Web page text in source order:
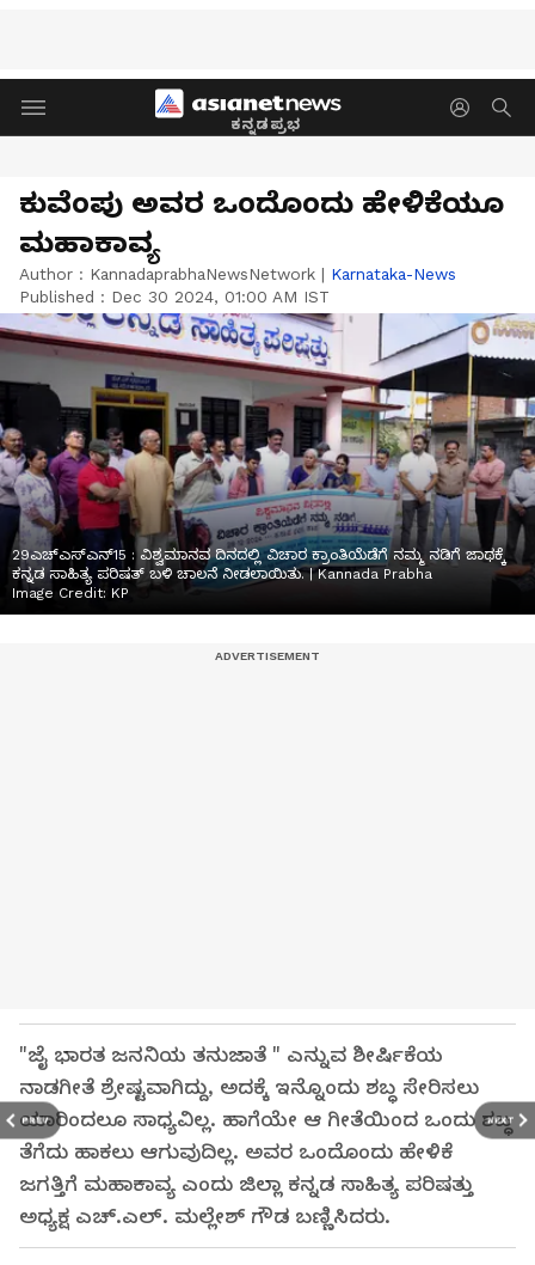
ಕನ್ನಡಪ್ರಭ
PREV NEXT
ಕುವೆಂಪು ಅವರ ಒಂದೊಂದು ಹೇಳಿಕೆಯೂ
ಮಹಾಕಾವ್ಯ
Author : KannadaprabhaNewsNetwork | Karnataka-News
Published : Dec 30 2024, 01:00 AM IST
29ಎಚ್ಎಸ್ಎನ್15 : ವಿಶ್ವಮಾನವ ದಿನದಲ್ಲಿ ವಿಚಾರ ಕ್ರಾಂತಿಯೆಡೆಗೆ ನಮ್ಮ ನಡಿಗೆ ಜಾಥಕ್ಕೆ
ಕನ್ನಡ ಸಾಹಿತ್ಯ ಪರಿಷತ್‌ ಬಳಿ ಚಾಲನೆ ನೀಡಲಾಯಿತು. | Kannada Prabha
Image Credit: KP
"ಜೈ ಭಾರತ ಜನನಿಯ ತನುಜಾತೆ " ಎನ್ನುವ ಶೀರ್ಷಿಕೆಯ
ನಾಡಗೀತೆ ಶ್ರೇಷ್ಟವಾಗಿದ್ದು, ಅದಕ್ಕೆ ಇನ್ನೊಂದು ಶಬ್ಧ ಸೇರಿಸಲು
ಯಾರಿಂದಲೂ ಸಾಧ್ಯವಿಲ್ಲ. ಹಾಗೆಯೇ ಆ ಗೀತೆಯಿಂದ ಒಂದು ಶಬ್ಧ
ತೆಗೆದು ಹಾಕಲು ಆಗುವುದಿಲ್ಲ. ಅವರ ಒಂದೊಂದು ಹೇಳಿಕೆ
ಜಗತ್ತಿಗೆ ಮಹಾಕಾವ್ಯ ಎಂದು ಜಿಲ್ಲಾ ಕನ್ನಡ ಸಾಹಿತ್ಯ ಪರಿಷತ್ತು
ಅಧ್ಯಕ್ಷ ಎಚ್.ಎಲ್. ಮಲ್ಲೇಶ್ ಗೌಡ ಬಣ್ಣಿಸಿದರು.